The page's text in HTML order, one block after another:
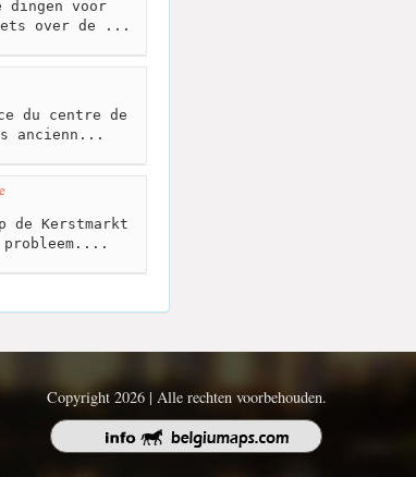
dingen voor
over de ...
du centre de
ancienn...
de Kerstmarkt
probleem....
Copyright 2026 | Alle rechten voorbehouden.